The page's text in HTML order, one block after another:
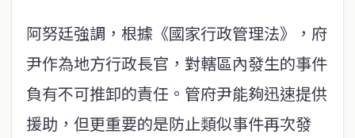
阿努廷強調，根據《國家行政管理法》，府
尹作為地方行政長官，對轄區內發生的事件
負有不可推卸的責任。管府尹能夠迅速提供
援助，但更重要的是防止類似事件再次發